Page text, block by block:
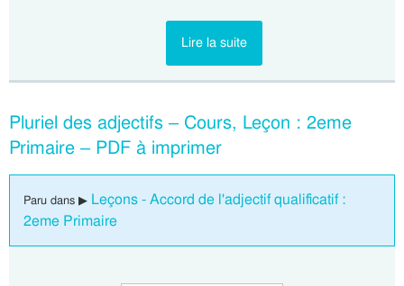
Lire la suite
Pluriel des adjectifs – Cours, Leçon : 2eme
Primaire – PDF à imprimer
Paru dans ▶ Leçons - Accord de l'adjectif qualificatif :
2eme Primaire